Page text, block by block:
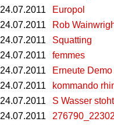
24.07.2011
Europol
24.07.2011
Rob
24.07.2011
Squatting
24.07.2011
femmes
24.07.2011
Erneute
24.07.2011
kommando
24.07.2011
S Wasser
24.07.2011